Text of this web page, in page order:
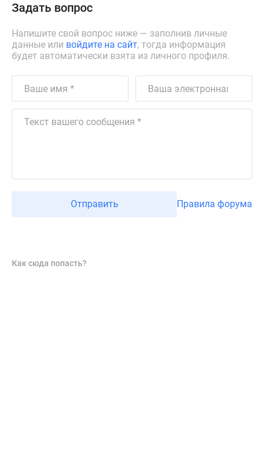
Задать вопрос
Напишите свой вопрос ниже — заполнив личные
данные или войдите на сайт, тогда информация
будет автоматически взята из личного профиля.
Отправить Правила форума
Как сюда попасть?